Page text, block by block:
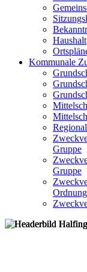
Haushalt
Kommunale
Gruppe
Gruppe